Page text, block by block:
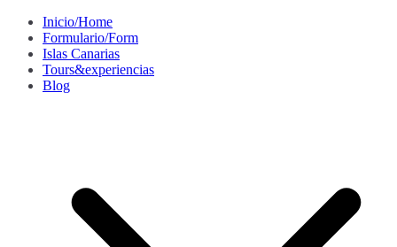
Saltar
contenido
Inicio/Home
Formulario/Form
Islas Canarias
Tours&experiencias
Blog